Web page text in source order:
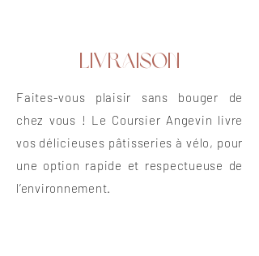
Livraison
Faites-vous plaisir sans bouger de
chez vous ! Le Coursier Angevin livre
vos délicieuses pâtisseries à vélo, pour
une option rapide et respectueuse de
l’environnement.